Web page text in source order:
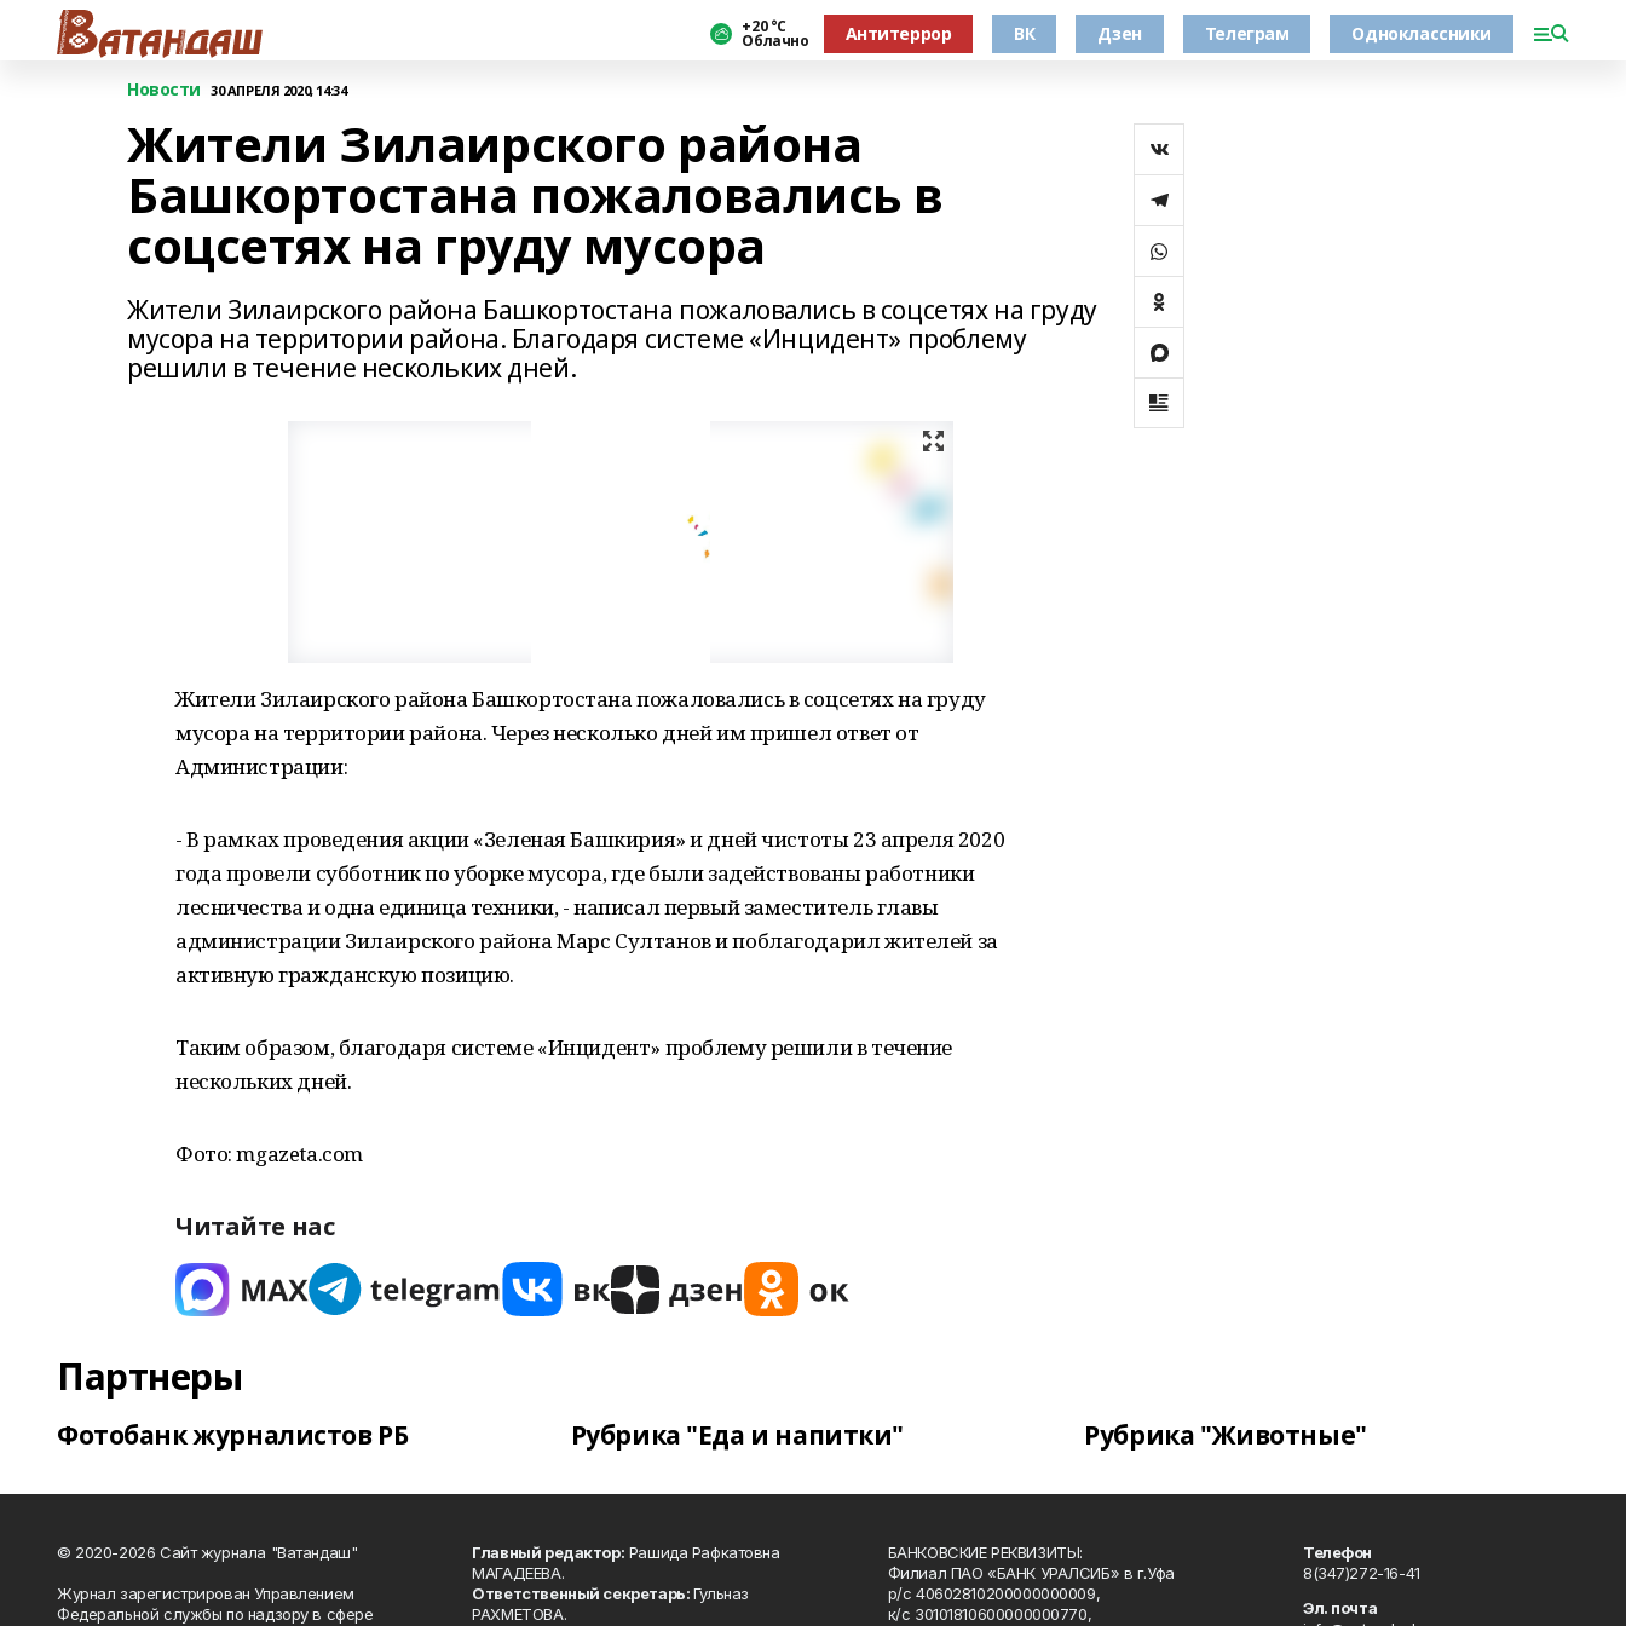
+20 °С
Облачно Антитеррор ВК Дзен Телеграм Одноклассники
Новости 30 АПРЕЛЯ 2020, 14:34
Жители Зилаирского района
Башкортостана пожаловались в
соцсетях на груду мусора
Жители Зилаирского района Башкортостана пожаловались в соцсетях на груду
мусора на территории района. Благодаря системе «Инцидент» проблему
решили в течение нескольких дней.
Жители Зилаирского района Башкортостана пожаловались в соцсетях на груду
мусора на территории района. Через несколько дней им пришел ответ от
Администрации:
- В рамках проведения акции «Зеленая Башкирия» и дней чистоты 23 апреля 2020
года провели субботник по уборке мусора, где были задействованы работники
лесничества и одна единица техники, - написал первый заместитель главы
администрации Зилаирского района Марс Султанов и поблагодарил жителей за
активную гражданскую позицию.
Таким образом, благодаря системе «Инцидент» проблему решили в течение
нескольких дней.
Фото: mgazeta.com
Читайте нас
Партнеры
Фотобанк журналистов РБ Рубрика "Еда и напитки" Рубрика "Животные"
© 2020-2026 Сайт журнала "Ватандаш"
Журнал зарегистрирован Управлением
Федеральной службы по надзору в сфере
Главный редактор: Рашида Рафкатовна
МАГАДЕЕВА.
Ответственный секретарь:Гульназ
РАХМЕТОВА.
БАНКОВСКИЕ РЕКВИЗИТЫ:
Филиал ПАО «БАНК УРАЛСИБ» в г.Уфа
р/с 40602810200000000009,
к/с 30101810600000000770,
Телефон
8(347)272-16-41
Эл. почта